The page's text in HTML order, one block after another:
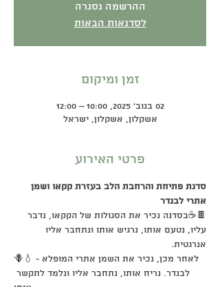
ההרשמה נסגרה
לסדנאות הבאות
זמן ומיקום
02 בנוב׳ 2025, 10:00 – 12:00
אשקלון, אשקלון, ישראל
פרטי האירוע
סדנת פתיחת והרחבת הלב בעזרת קקאו ושמן
אתרי לבנדר
🍫☕בסדנה נכיר את הסגולות של הקקאו, נדבר
עליו, נטעם אותו, נרגיש אותו ונתחבר אליו
אנרגטית.
🪻💧לאחר מכן, נכיר את השמן אתרי המופלא -
לבנדר. נריח אותו, נתחבר אליו ונלמד לתקשר